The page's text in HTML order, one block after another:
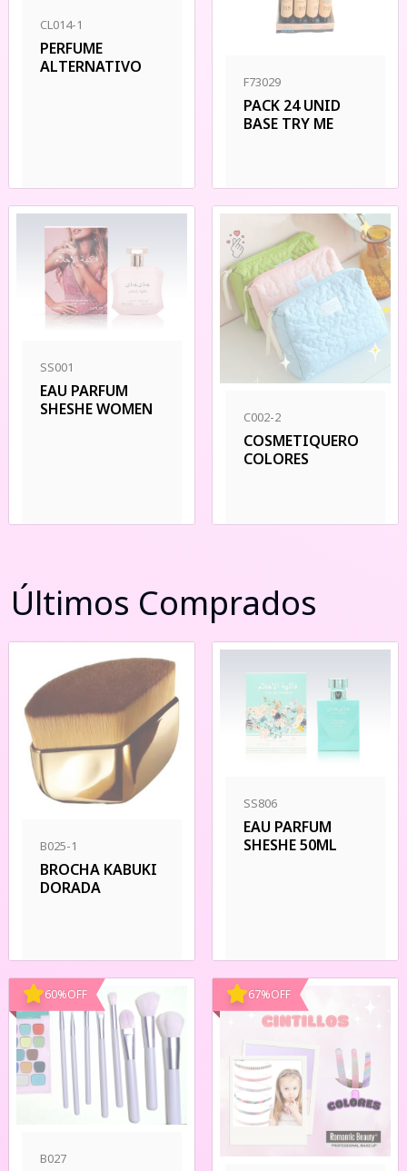
CL014-1
PERFUME
ALTERNATIVO
F73029
PACK 24 UNID
BASE TRY ME
SS001
EAU PARFUM
SHESHE WOMEN
C002-2
COSMETIQUERO
COLORES
Últimos Comprados
B025-1
BROCHA KABUKI
DORADA
SS806
EAU PARFUM
SHESHE 50ML
60%OFF
B027
67%OFF